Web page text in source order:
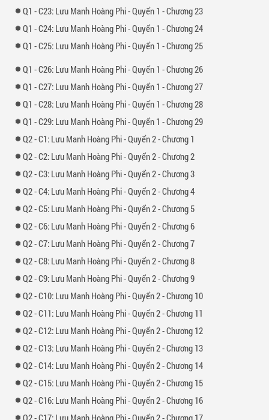
1 - 23: Lưu Manh Hoàng Phi - Quyển 1 - Chương 23
1 - 24: Lưu Manh Hoàng Phi - Quyển 1 - Chương 24
1 - 25: Lưu Manh Hoàng Phi - Quyển 1 - Chương 25
1 - 26: Lưu Manh Hoàng Phi - Quyển 1 - Chương 26
1 - 27: Lưu Manh Hoàng Phi - Quyển 1 - Chương 27
1 - 28: Lưu Manh Hoàng Phi - Quyển 1 - Chương 28
1 - 29: Lưu Manh Hoàng Phi - Quyển 1 - Chương 29
2 - 1: Lưu Manh Hoàng Phi - Quyển 2 - Chương 1
2 - 2: Lưu Manh Hoàng Phi - Quyển 2 - Chương 2
2 - 3: Lưu Manh Hoàng Phi - Quyển 2 - Chương 3
2 - 4: Lưu Manh Hoàng Phi - Quyển 2 - Chương 4
2 - 5: Lưu Manh Hoàng Phi - Quyển 2 - Chương 5
2 - 6: Lưu Manh Hoàng Phi - Quyển 2 - Chương 6
2 - 7: Lưu Manh Hoàng Phi - Quyển 2 - Chương 7
2 - 8: Lưu Manh Hoàng Phi - Quyển 2 - Chương 8
2 - 9: Lưu Manh Hoàng Phi - Quyển 2 - Chương 9
2 - 10: Lưu Manh Hoàng Phi - Quyển 2 - Chương 10
2 - 11: Lưu Manh Hoàng Phi - Quyển 2 - Chương 11
2 - 12: Lưu Manh Hoàng Phi - Quyển 2 - Chương 12
2 - 13: Lưu Manh Hoàng Phi - Quyển 2 - Chương 13
2 - 14: Lưu Manh Hoàng Phi - Quyển 2 - Chương 14
2 - 15: Lưu Manh Hoàng Phi - Quyển 2 - Chương 15
2 - 16: Lưu Manh Hoàng Phi - Quyển 2 - Chương 16
2 - 17: Lưu Manh Hoàng Phi - Quyển 2 - Chương 17